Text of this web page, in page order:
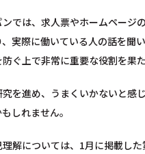
では、求人票やホームペー
実際に働いている人の話を聞
ぐ上で非常に重要な役割を果た
を進め、うまくいかないと
しれません。
解については、1月に掲載し